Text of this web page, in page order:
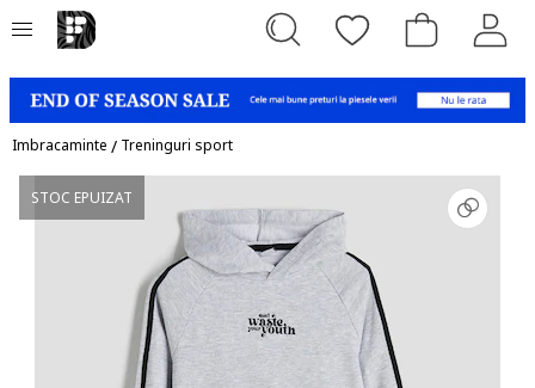
Imbracaminte / Treninguri sport
STOC EPUIZAT